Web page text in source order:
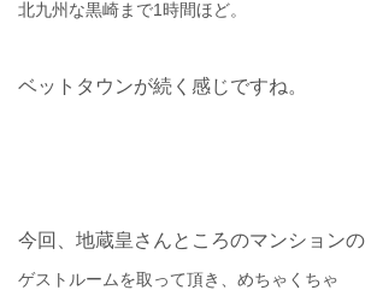
北九州な黒崎まで1時間ほど。
ベットタウンが続く感じですね。
今回、地蔵皇さんところのマンションの
ゲストルームを取って頂き、めちゃくちゃ